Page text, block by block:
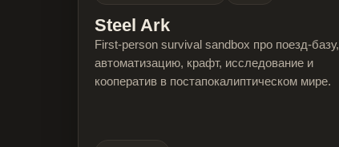
Steel Ark
First-person survival sandbox про поезд-базу,
автоматизацию, крафт, исследование и
кооператив в постапокалиптическом мире.